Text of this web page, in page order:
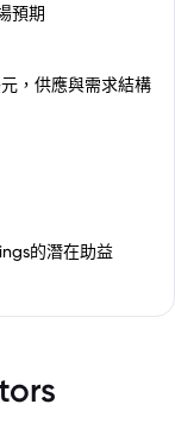
預期
，供應與需求結構
的潛在助益